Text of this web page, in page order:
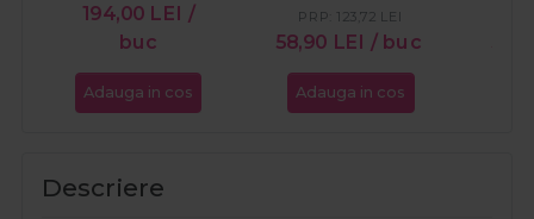
194,00 LEI /
buc
Adauga in cos
58,90 LEI / buc
PRP: 123,72 LEI
Adauga in cos
Descriere